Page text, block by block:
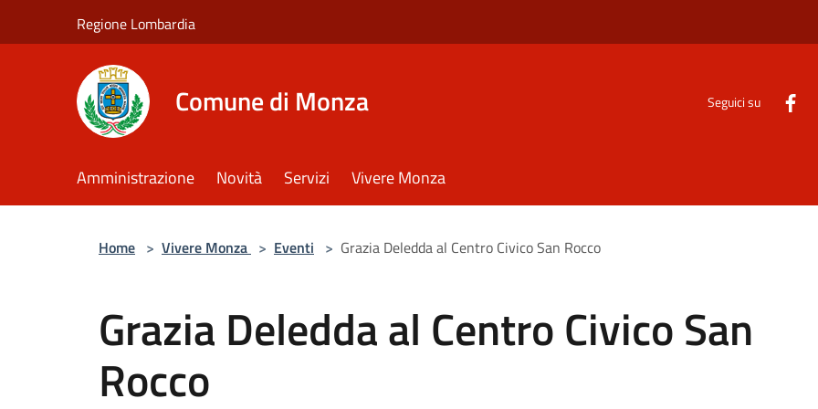
Regione Lombardia
Comune di Monza Seguici su
Amministrazione Novità Servizi Vivere Monza
Home > Vivere Monza > Eventi > Grazia Deledda al Centro Civico San Rocco
Grazia Deledda al Centro Civico San
Rocco